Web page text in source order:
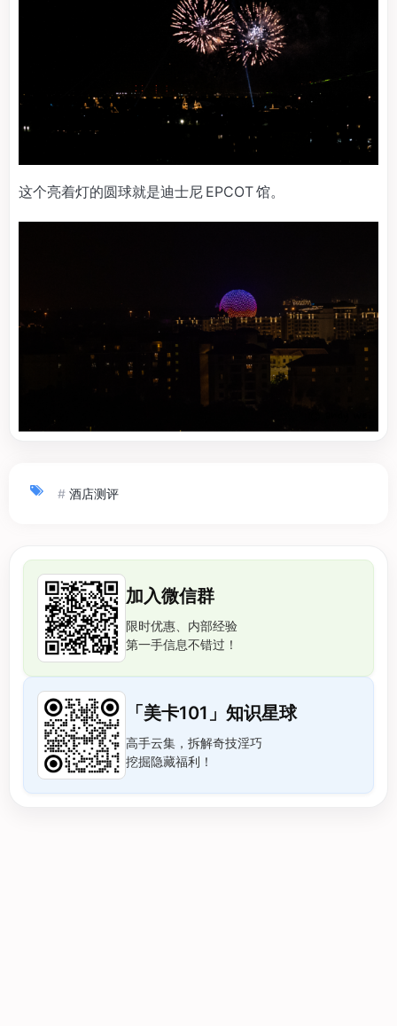
这个亮着灯的圆球就是迪士尼 EPCOT 馆。
# 酒店测评
加入微信群
限时优惠、内部经验
第一手信息不错过！
「美卡101」知识星球
高手云集，拆解奇技淫巧
挖掘隐藏福利！